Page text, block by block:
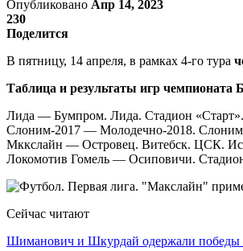
Опубликовано Апр 14, 2023
230
Поделится
В пятницу, 14 апреля, в рамках 4-го тура
Таблица и результаты игр чемпионата
Лида — Бумпром. Лида. Стадион «Старт».
Слоним-2017 — Молодечно-2018.
Мккслайн — Островец. Витебск. ЦСК.
Локомотив Гомель — Осиповичи.
Сейчас читают
Шиманович и Шкурдай одержали победы